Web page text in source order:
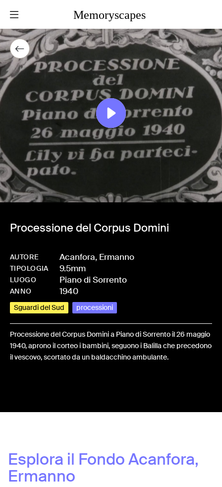
Memoryscapes
Processione del Corpus Domini
AUTORE Acanfora, Ermanno
TIPOLOGIA 9.5mm
LUOGO Piano di Sorrento
ANNO 1940
Sguardi del Sud processioni
Processione del Corpus Domini a Piano di Sorrento il 26 maggio
1940, aprono il corteo i bambini, seguono i Balilla che precedono
il vescovo, scortato da un baldacchino ambulante.
Esplora il FondoAcanfora,
Ermanno